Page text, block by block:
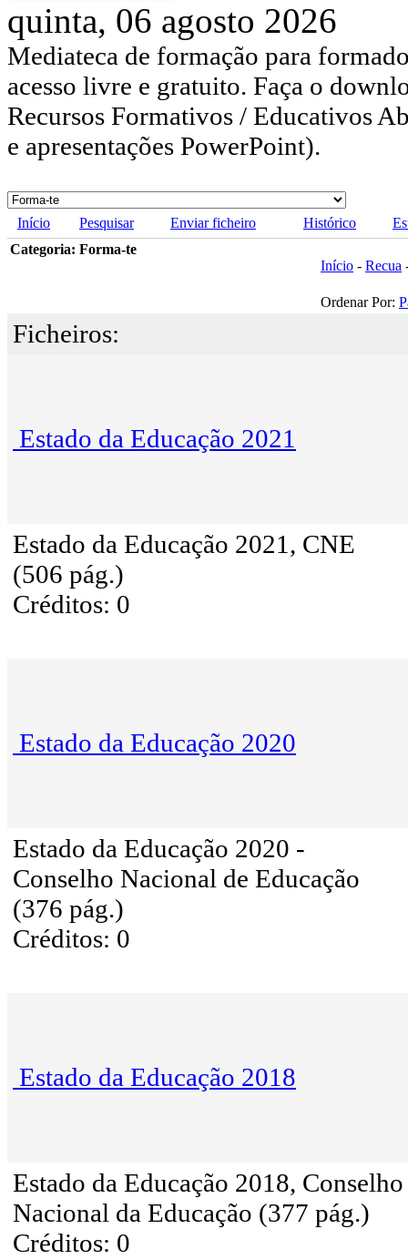
quinta, 06 agosto 2026
Mediateca de formação para
acesso livre e gratuito. Faça o
Recursos Formativos / Educativos
e apresentações PowerPoint).
Início Pesquisar Enviar ficheiro Histórico
Categoria: Forma-te
Início - Recua
Ordenar Por:
Ficheiros:
Estado da Educação 2021
Estado da Educação 2021, CNE
(506 pág.)
Créditos: 0
Estado da Educação 2020
Estado da Educação 2020 -
Conselho Nacional de Educação
(376 pág.)
Créditos: 0
Estado da Educação 2018
Estado da Educação 2018, Conselho
Nacional da Educação (377 pág.)
Créditos: 0